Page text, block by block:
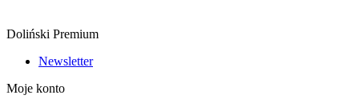
Doliński Premium
Newsletter
Moje konto